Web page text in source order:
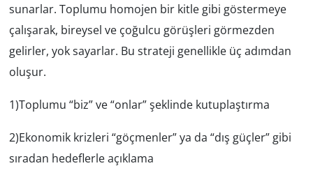
sunarlar. Toplumu homojen bir kitle gibi göstermeye
çalışarak, bireysel ve çoğulcu görüşleri görmezden
gelirler, yok sayarlar. Bu strateji genellikle üç adımdan
oluşur.
1)Toplumu “biz” ve “onlar” şeklinde kutuplaştırma
2)Ekonomik krizleri “göçmenler” ya da “dış güçler” gibi
sıradan hedeflerle açıklama